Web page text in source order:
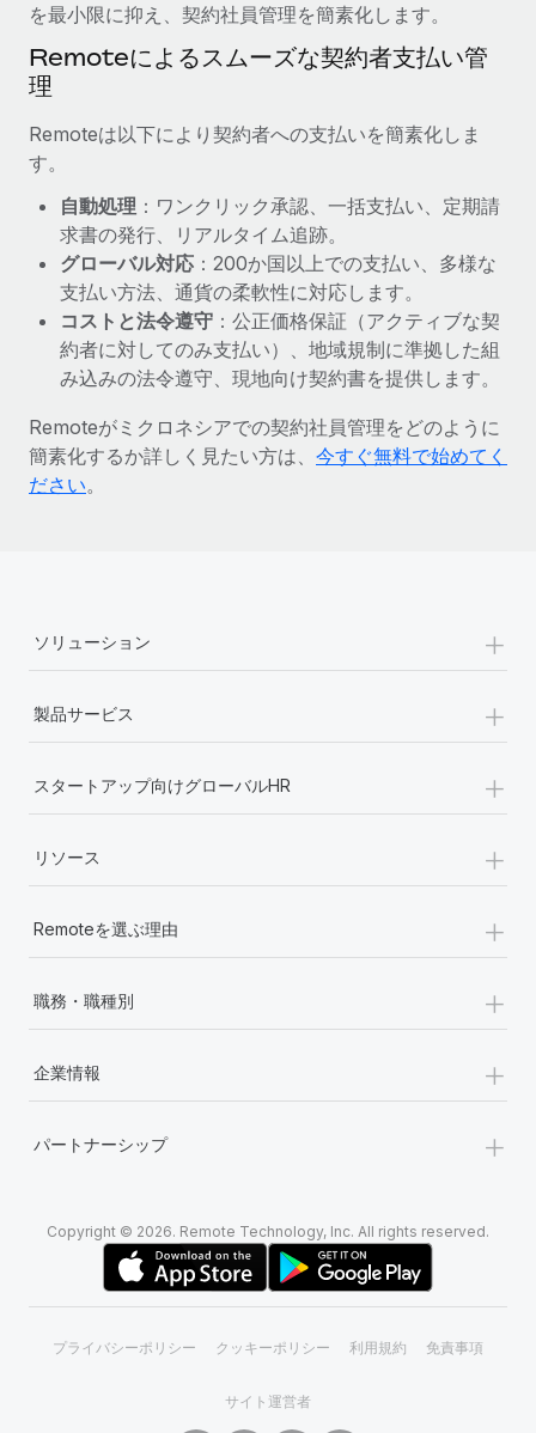
Remoteの使命は、世界のどこにいても、あらゆる規模の企業が
業務に最適な人材を採用し、管理し、給与を支給できるようにす
ることです。この数週間で、新しい統合、機能、改良点をリリー
給与詐欺：種類、事例、ビジネスを守る方法
給与, 賃金は詐欺の特に魅力的な標的です。多額の資金がシステ
ム間で頻繁に移動しているためです。このため、自社のビジネス
を保護することは極めて重要です。...
詳細を見る
を最小限に抑え、契約社員管理を簡素化します。
Remoteによるスムーズな契約者支払い管
理
Remoteは以下により契約者への支払いを簡素化しま
す。
自動処理 ：ワンクリック承認、一括支払い、定期請
求書の発行、リアルタイム追跡。
グローバル対応 ：200か国以上での支払い、多様な
支払い方法、通貨の柔軟性に対応します。
コストと法令遵守 ：公正価格保証（アクティブな契
約者に対してのみ支払い）、地域規制に準拠した組
み込みの法令遵守、現地向け契約書を提供します。
Remoteがミクロネシアでの契約社員管理をどのように
簡素化するか詳しく見たい方は、 今すぐ無料で始めてく
ださい。
ソリューション +
製品サービス +
スタートアップ向けグローバルHR +
リソース +
Remoteを選ぶ理由 +
職務・職種別 +
企業情報 +
パートナーシップ +
Copyright © 2026. Remote Technology, Inc. All rights reserved.
プライバシーポリシー クッキーポリシー 利用規約 免責事項
サイト運営者